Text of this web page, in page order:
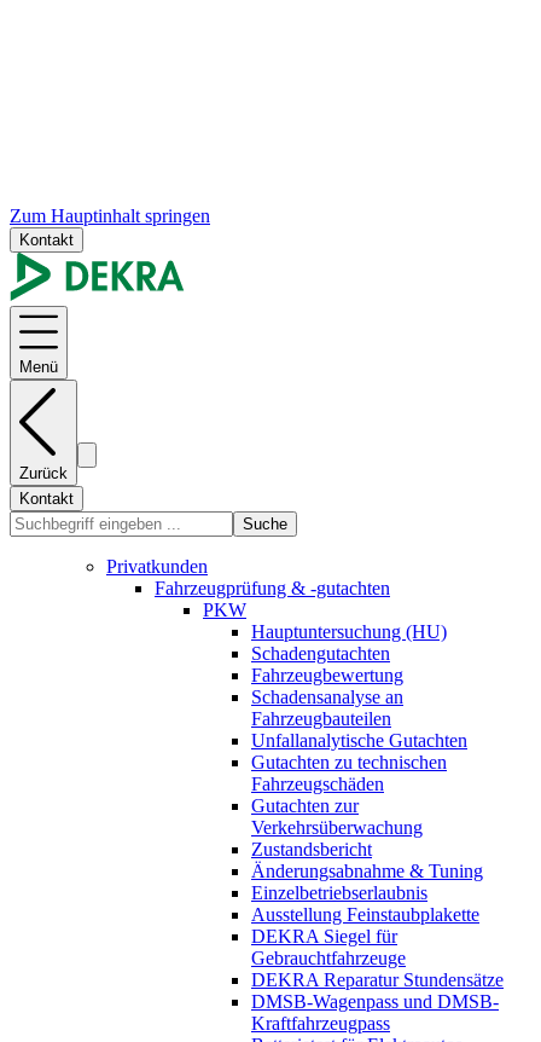
Zum Hauptinhalt springen
Kontakt
Menü
Zurück
Kontakt
Suche
Privatkunden
Fahrzeugprüfung & -gutachten
PKW
Hauptuntersuchung (HU)
Schadengutachten
Fahrzeugbewertung
Schadensanalyse an
Fahrzeugbauteilen
Unfallanalytische Gutachten
Gutachten zu technischen
Fahrzeugschäden
Gutachten zur
Verkehrsüberwachung
Zustandsbericht
Änderungsabnahme & Tuning
Einzelbetriebserlaubnis
Ausstellung Feinstaubplakette
DEKRA Siegel für
Gebrauchtfahrzeuge
DEKRA Reparatur Stundensätze
DMSB-Wagenpass und DMSB-
Kraftfahrzeugpass